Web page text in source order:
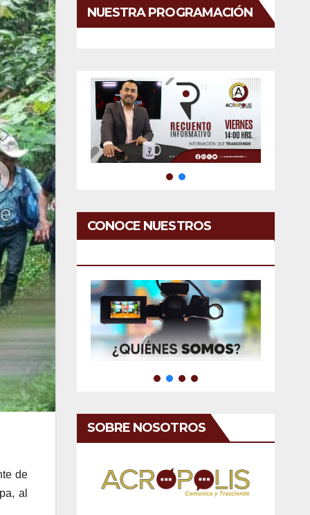
de
al
NUESTRA PROGRAMACIÓN
CONOCE NUESTROS
SOBRE NOSOTROS